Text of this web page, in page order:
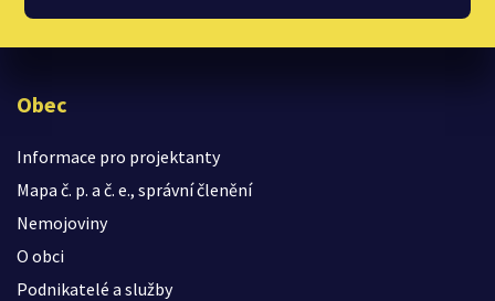
Obec
Informace pro projektanty
Mapa č. p. a č. e., správní členění
Nemojoviny
O obci
Podnikatelé a služby